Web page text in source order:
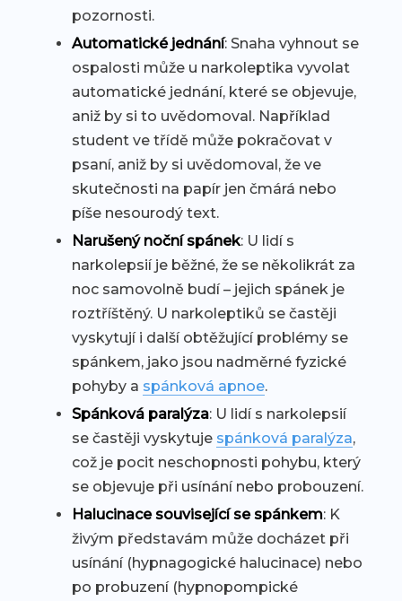
pozornosti.
Automatické jednání: Snaha vyhnout se
ospalosti může u narkoleptika vyvolat
automatické jednání, které se objevuje,
aniž by si to uvědomoval. Například
student ve třídě může pokračovat v
psaní, aniž by si uvědomoval, že ve
skutečnosti na papír jen čmárá nebo
píše nesourodý text.
Narušený noční spánek: U lidí s
narkolepsií je běžné, že se několikrát za
noc samovolně budí – jejich spánek je
roztříštěný. U narkoleptiků se častěji
vyskytují i další obtěžující problémy se
spánkem, jako jsou nadměrné fyzické
pohyby a spánková apnoe.
Spánková paralýza: U lidí s narkolepsií
se častěji vyskytuje spánková paralýza,
což je pocit neschopnosti pohybu, který
se objevuje při usínání nebo probouzení.
Halucinace související se spánkem: K
živým představám může docházet při
usínání (hypnagogické halucinace) nebo
po probuzení (hypnopompické